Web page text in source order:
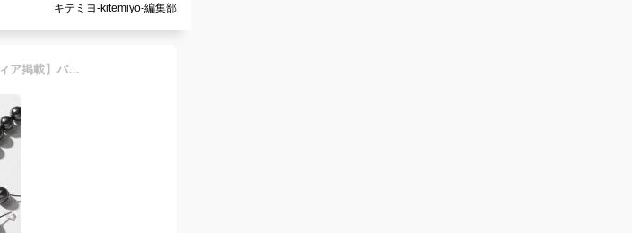
キテミヨ-kitemiyo-編集部
【5～15％オフクーポン 1/30～ / 30日返品OK / 楽天1位 メディア掲載】パール ネックレス ピアス イヤリング セット 花珠級 日本製 国産 パールネックレス 真珠 冠婚葬祭用 卒業式 入学式 カジュアル フォーマル 結婚式 喪服 お葬式 葬儀 長め 短め シルバー ゴールド あす楽